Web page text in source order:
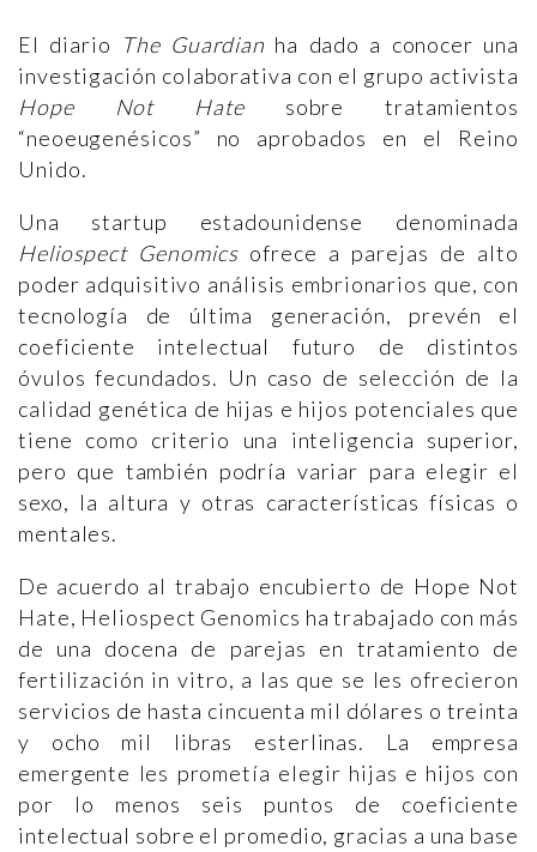
El diario The Guardian ha dado a conocer una
investigación colaborativa con el grupo activista
Hope Not Hatesobre tratamientos
“neoeugenésicos” no aprobados en el Reino
Unido.
Una startup estadounidense denominada
Heliospect Genomicsofrece a parejas de alto
poder adquisitivo análisis embrionarios que, con
tecnología de última generación, prevén el
coeficiente intelectual futuro de distintos
óvulos fecundados. Un caso de selección de la
calidad genética de hijas e hijos potenciales que
tiene como criterio una inteligencia superior,
pero que también podría variar para elegir el
sexo, la altura y otras características físicas o
mentales.
De acuerdo al trabajo encubierto de Hope Not
Hate, Heliospect Genomics ha trabajado con más
de una docena de parejas en tratamiento de
fertilización in vitro, a las que se les ofrecieron
servicios de hasta cincuenta mil dólares o treinta
y ocho mil libras esterlinas. La empresa
emergente les prometía elegir hijas e hijos con
por lo menos seis puntos de coeficiente
intelectual sobre el promedio, gracias a una base